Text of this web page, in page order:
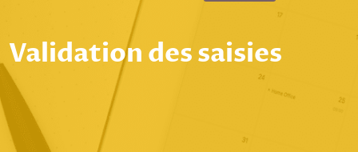
Validation des saisies